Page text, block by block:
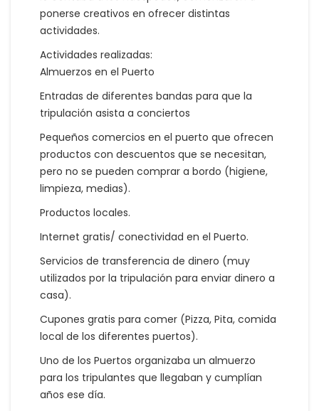
ponerse creativos en ofrecer distintas
actividades.
Actividades realizadas:
Almuerzos en el Puerto
Entradas de diferentes bandas para que la
tripulación asista a conciertos
Pequeños comercios en el puerto que ofrecen
productos con descuentos que se necesitan,
pero no se pueden comprar a bordo (higiene,
limpieza, medias).
Productos locales.
Internet gratis/ conectividad en el Puerto.
Servicios de transferencia de dinero (muy
utilizados por la tripulación para enviar dinero a
casa).
Cupones gratis para comer (Pizza, Pita, comida
local de los diferentes puertos).
Uno de los Puertos organizaba un almuerzo
para los tripulantes que llegaban y cumplían
años ese día.